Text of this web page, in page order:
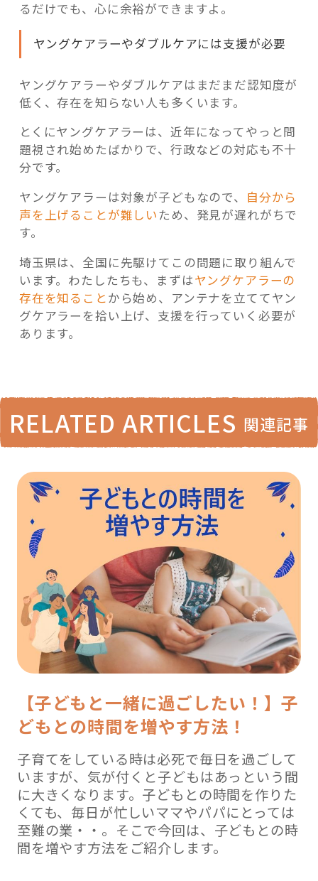
るだけでも、心に余裕ができますよ。
ヤングケアラーやダブルケアには支援が必要
ヤングケアラーやダブルケアはまだまだ認知度が
低く、存在を知らない人も多くいます。
とくにヤングケアラーは、近年になってやっと問
題視され始めたばかりで、行政などの対応も不十
分です。
ヤングケアラーは対象が子どもなので、 自分から
声を上げることが難しいため、発見が遅れがちで
す。
埼玉県は、全国に先駆けてこの問題に取り組んで
います。わたしたちも、まずはヤングケアラーの
存在を知ることから始め、アンテナを立ててヤン
グケアラーを拾い上げ、支援を行っていく必要が
あります。
RELATED ARTICLES 関連記事
【子どもと一緒に過ごしたい！】子
どもとの時間を増やす方法！
子育てをしている時は必死で毎日を過ごして
いますが、気が付くと子どもはあっという間
に大きくなります。子どもとの時間を作りた
くても、毎日が忙しいママやパパにとっては
至難の業・・。そこで今回は、子どもとの時
間を増やす方法をご紹介します。